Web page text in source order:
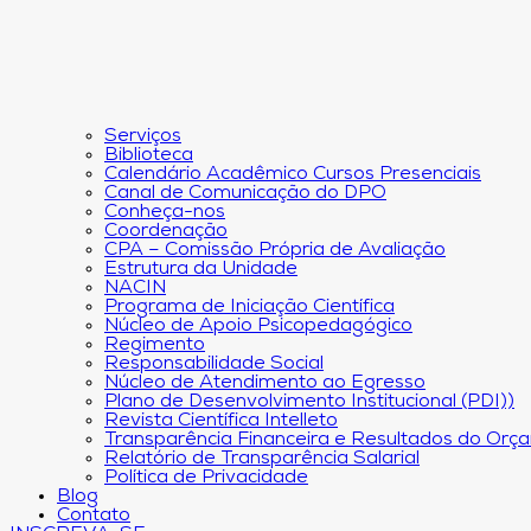
Serviços
Biblioteca
Calendário Acadêmico Cursos Presenciais
Canal de Comunicação do DPO
Conheça-nos
Coordenação
CPA – Comissão Própria de Avaliação
Estrutura da Unidade
NACIN
Programa de Iniciação Científica
Núcleo de Apoio Psicopedagógico
Regimento
Responsabilidade Social
Núcleo de Atendimento ao Egresso
Plano de Desenvolvimento Institucional (PDI))
Revista Científica Intelleto
Transparência Financeira e Resultados do
Relatório de Transparência Salarial
Política de Privacidade
Blog
Contato